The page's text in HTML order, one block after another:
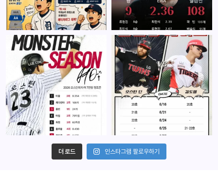
더 로드 인스타그램 팔로우하기